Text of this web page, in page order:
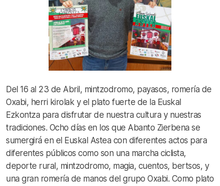
Del 16 al 23 de Abril, mintzodromo, payasos, romería de
Oxabi, herri kirolak y el plato fuerte de la Euskal
Ezkontza para disfrutar de nuestra cultura y nuestras
tradiciones. Ocho días en los que Abanto Zierbena se
sumergirá en el Euskal Astea con diferentes actos para
diferentes públicos como son una marcha ciclista,
deporte rural, mintzodromo, magia, cuentos, bertsos, y
una gran romería de manos del grupo Oxabi. Como plato